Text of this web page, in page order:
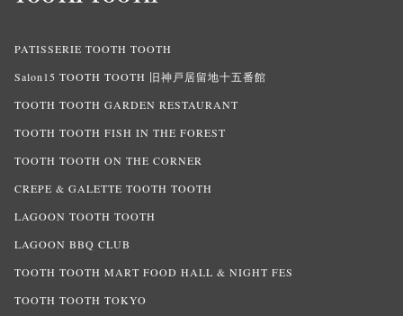
PATISSERIE TOOTH TOOTH
Salon15 TOOTH TOOTH 旧神戸居留地十五番館
TOOTH TOOTH GARDEN RESTAURANT
TOOTH TOOTH FISH IN THE FOREST
TOOTH TOOTH ON THE CORNER
CREPE & GALETTE TOOTH TOOTH
LAGOON TOOTH TOOTH
LAGOON BBQ CLUB
TOOTH TOOTH MART FOOD HALL & NIGHT FES
TOOTH TOOTH TOKYO